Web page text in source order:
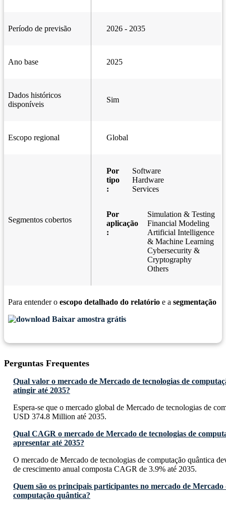
Período de previsão 2026 - 2035
Ano base 2025
Dados históricos
disponíveis
Sim
Escopo regional Global
Segmentos cobertos
Por
tipo
:
Software
Hardware
Services
Por
aplicação
:
Simulation & Testing
Financial Modeling
Artificial Intelligence
& Machine Learning
Cybersecurity &
Cryptography
Others
Para entender o escopo detalhado do relatório e a segmentação
Baixar amostra grátis
Perguntas Frequentes
Qual valor o mercado de Mercado de tecnologias de
atingir até 2035?
Espera-se que o mercado global de Mercado de tecnologias de
USD 374.8 Million até 2035.
Qual CAGR o mercado de Mercado de tecnologias de
apresentar até 2035?
O mercado de Mercado de tecnologias de computação quântica
de crescimento anual composta CAGR de 3.9% até 2035.
Quem são os principais participantes no mercado de Mercado
computação quântica?